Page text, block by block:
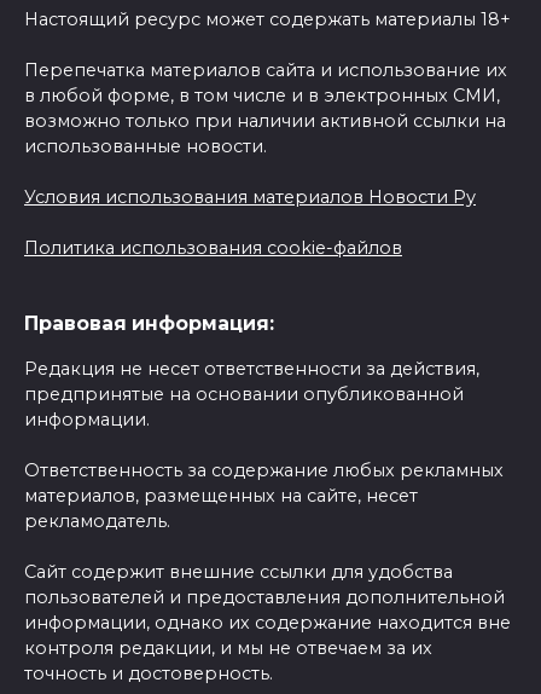
Настоящий ресурс может содержать материалы 18+
Перепечатка материалов сайта и использование их
в любой форме, в том числе и в электронных СМИ,
возможно только при наличии активной ссылки на
использованные новости.
Условия использования материалов Новости Ру
Политика использования cookie-файлов
Правовая информация:
Редакция не несет ответственности за действия,
предпринятые на основании опубликованной
информации.
Ответственность за содержание любых рекламных
материалов, размещенных на сайте, несет
рекламодатель.
Сайт содержит внешние ссылки для удобства
пользователей и предоставления дополнительной
информации, однако их содержание находится вне
контроля редакции, и мы не отвечаем за их
точность и достоверность.